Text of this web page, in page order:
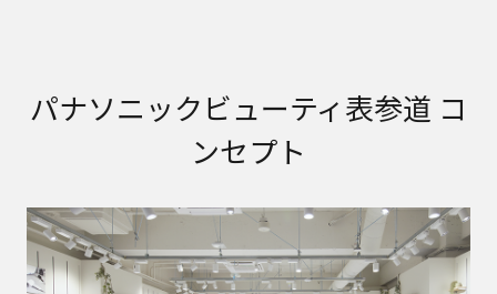
パナソニックビューティ表参道 コ
ンセプト